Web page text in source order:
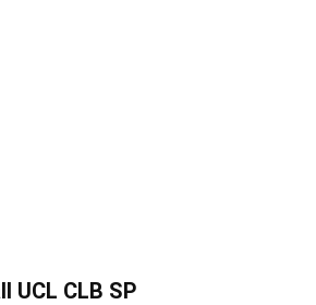
UCL CLB SP